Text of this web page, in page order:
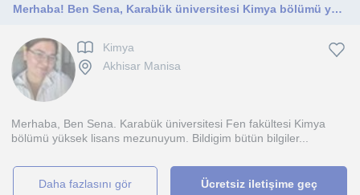
Merhaba! Ben Sena, Karabük üniversitesi Kimya bölümü yüksek lisans mezunuyum. TYT, AYT, KPSS birçok sınavda yanınızda olmak isteri
Kimya
Akhisar Manisa
Merhaba, Ben Sena. Karabük üniversitesi Fen fakültesi Kimya
bölümü yüksek lisans mezunuyum. Bildigim bütün bilgiler...
daha fazlasını gör Ücretsiz iletişime geç